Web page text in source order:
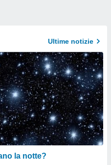
Ultime notizie
la notte?